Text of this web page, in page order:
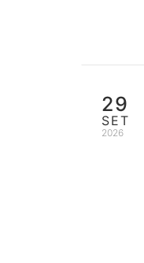
29
SET
2026